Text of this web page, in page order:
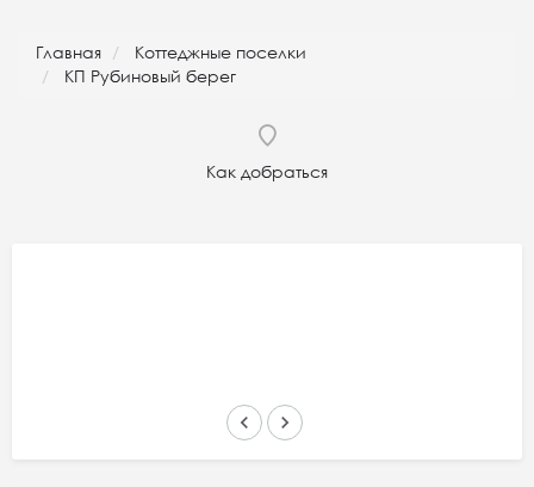
Главная
Коттеджные поселки
КП Рубиновый берег
Как добраться
keyboard_arrow_left keyboard_arrow_right